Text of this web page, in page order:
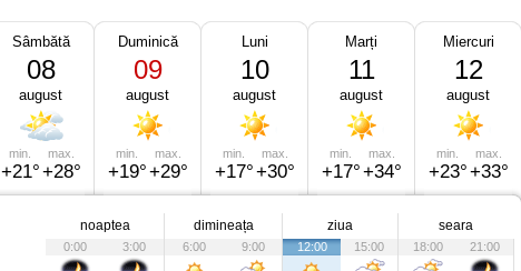
Sâmbătă
08
august
min.
+21°
max.
+28°
Duminică
09
august
min.
+19°
max.
+29°
Luni
10
august
min.
+17°
max.
+30°
Marți
11
august
min.
+17°
max.
+34°
Miercuri
12
august
min.
+23°
max.
+33°
noaptea dimineața ziua seara
0:00 3:00 6:00 9:00 12:00 15:00 18:00 21:00